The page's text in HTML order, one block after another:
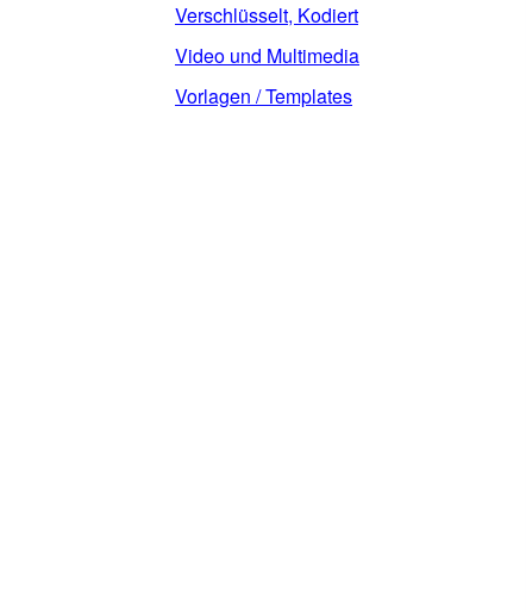
Verschlüsselt, Kodiert
Video und Multimedia
Vorlagen / Templates